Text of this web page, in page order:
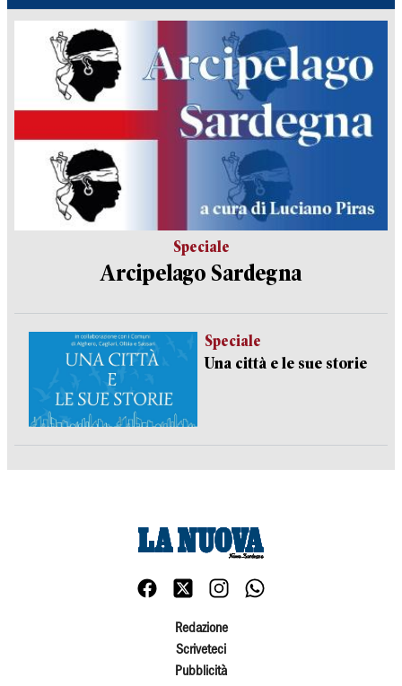
Speciale
Arcipelago Sardegna
Speciale
Una città e le sue storie
Redazione
Scriveteci
Pubblicità